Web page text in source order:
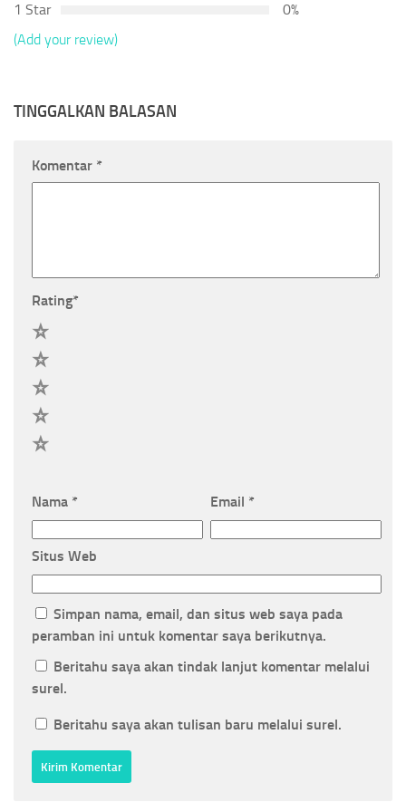
1 Star
0%
(Add your review)
TINGGALKAN BALASAN
Komentar *
Rating*
Nama * Email *
Situs Web
Simpan nama, email, dan situs web saya pada
peramban ini untuk komentar saya berikutnya.
Beritahu saya akan tindak lanjut komentar melalui
surel.
Beritahu saya akan tulisan baru melalui surel.